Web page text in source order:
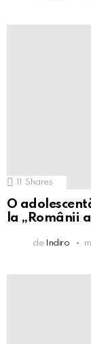
11 Shares
O
la „Românii
de Indiro